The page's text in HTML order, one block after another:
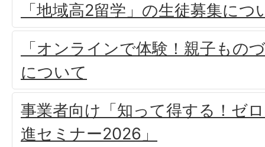
「地域高2留学」の生徒募集につ
「オンラインで体験！親子もの
について
事業者向け「知って得する！ゼ
進セミナー2026」